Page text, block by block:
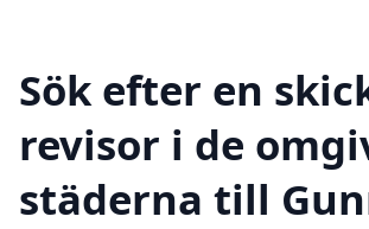
Sök efter en
revisor i de
städerna till